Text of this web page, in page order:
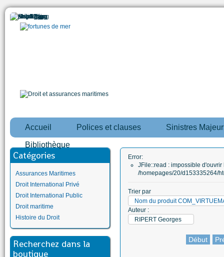
Accueil Polices et clauses Sinistres
Bibliothèque
Catégories
Assurances Maritimes
Droit International Privé
Droit International Public
Droit maritime
Histoire du Droit
Recherchez dans la
boutique
Error:
JFile::read : impossible d'ouvrir
/homepages/20/d153335264/
Trier par
Nom du produit
Auteur :
RIPERT Georges
Début